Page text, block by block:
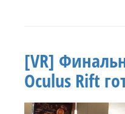
OS,
виртуальная
реальность,
игрушка,
технологии
[VR]
Oculus Rift